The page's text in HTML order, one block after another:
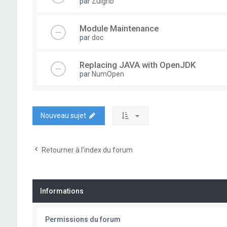
Module Maintenance
pardoc
Replacing JAVA with OpenJDK
par NumOpen
Nouveau sujet
Retourner à l’index du forum
Informations
Permissions du forum